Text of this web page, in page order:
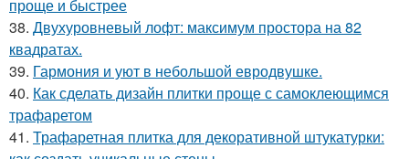
проще и быстрее
38. Двухуровневый лофт: максимум простора на 82
квадратах.
39. Гармония и уют в небольшой евродвушке.
40. Как сделать дизайн плитки проще с самоклеющимся
трафаретом
41. Трафаретная плитка для декоративной штукатурки: